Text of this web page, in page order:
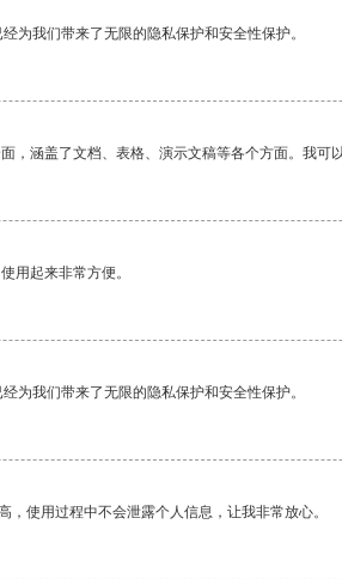
为我们带来了无限的隐私保护和安全性保护。
，涵盖了文档、表格、演示文稿等各个方面。我可
用起来非常方便。
为我们带来了无限的隐私保护和安全性保护。
，使用过程中不会泄露个人信息，让我非常放心。